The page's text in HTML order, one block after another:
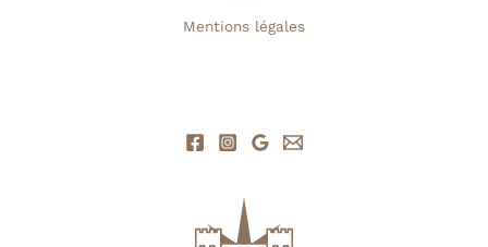
Mentions légales